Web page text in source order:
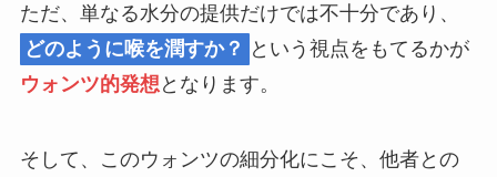
ただ、単なる水分の提供だけでは不十分であり、
どのように喉を潤すか？ という視点をもてるかが
ウォンツ的発想となります。
そして、このウォンツの細分化にこそ、他者との